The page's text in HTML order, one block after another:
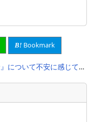
Bookmark
『年金』について不安に感じていませんか?